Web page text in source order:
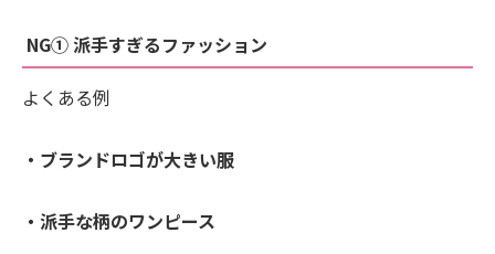
NG① 派手すぎるファッション
よくある例
・ブランドロゴが大きい服
・派手な柄のワンピース